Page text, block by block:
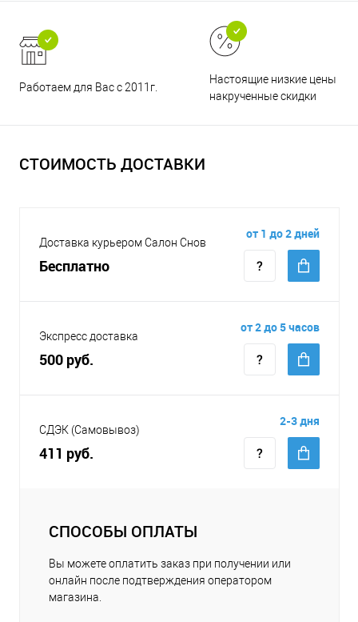
Работаем для Вас с 2011г.
Настоящие низкие цены и
накрученные скидки
СТОИМОСТЬ ДОСТАВКИ
Доставка курьером Салон Снов
Бесплатно
от 1 до 2 дней
Экспресс доставка
500 руб.
от 2 до 5 часов
СДЭК (Самовывоз)
411 руб.
2-3 дня
СПОСОБЫ ОПЛАТЫ
Вы можете оплатить заказ при получении или
онлайн после подтверждения оператором
магазина.